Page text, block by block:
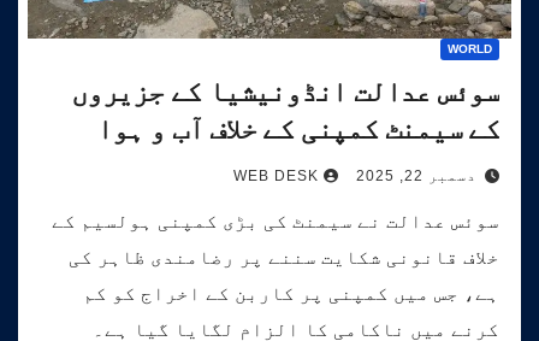
WORLD
سوئس عدالت انڈونیشیا کے جزیروں
کے سیمنٹ کمپنی کے خلاف آب و ہوا
کیس کی سماعت کرے گی۔
دسمبر 22, 2025 WEB DESK
سوئس عدالت نے سیمنٹ کی بڑی کمپنی ہولسیم کے
خلاف قانونی شکایت سننے پر رضامندی ظاہر کی
ہے، جس میں کمپنی پر کاربن کے اخراج کو کم
کرنے میں ناکامی کا الزام لگایا گیا ہے۔